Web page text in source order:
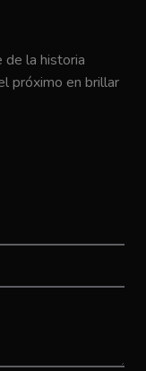
de la historia
próximo en brillar